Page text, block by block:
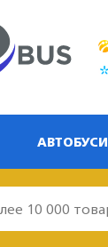
АВТОБУСИ